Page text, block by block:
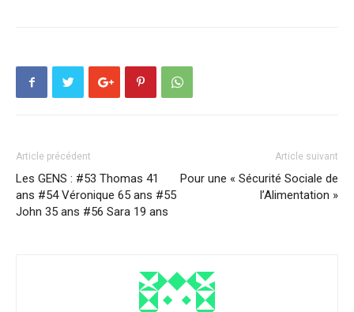
Article précédent
Les GENS : #53 Thomas 41
ans #54 Véronique 65 ans #55
John 35 ans #56 Sara 19 ans
Article suivant
Pour une « Sécurité Sociale de
l’Alimentation »